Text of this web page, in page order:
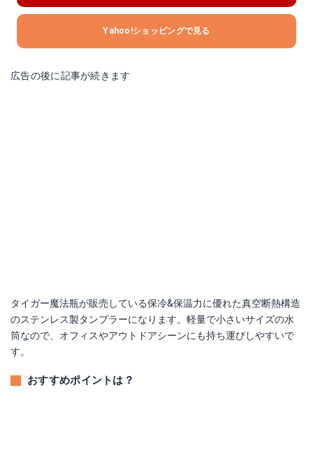
Yahoo!ショッピングで見る
広告の後に記事が続きます
タイガー魔法瓶が販売している保冷&保温力に優れた真空断熱構造
のステンレス製タンプラーになります。軽量で小さいサイズの水
筒なので、オフィスやアウトドアシーンにも持ち運びしやすいで
す。
おすすめポイントは？